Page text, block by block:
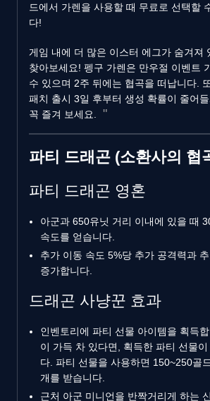
드에서 가렌을 사용할 때 무료로 선택할
다!
게임 내에 더 많은 이스터 에그가 숨겨져
찾아보세요! 펭구 가렌은 만우절 이벤트
수 있으며 2주 뒤에는 협곡을 떠납니다.
패치 출시 3일 후부터 생성 확률이 줄어
꼭 즐겨 보세요.
파티 드래곤 (소환사의 협
파티 드래곤 영혼
아군과 650유닛 거리 이내에 있을 때
속도를 얻습니다.
추가 이동 속도 5%당 추가 공격력과
증가합니다.
드래곤 사냥꾼 효과
인벤토리에 파티 선물 아이템을 획득
이 가득 차 있다면, 획득한 파티 선물
다. 파티 선물을 사용하면 150~250골
개를 받습니다.
근처 아군 미니언을 반짝거리게 하는